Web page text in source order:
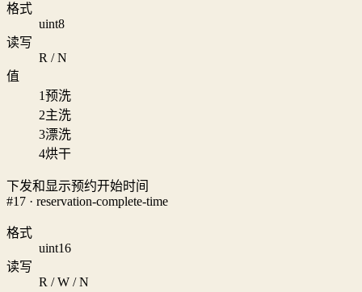
格式
uint8
读写
R / N
值
1预洗
2主洗
3漂洗
4烘干
下发和显示预约开始时间
#17 · reservation-complete-time
格式
uint16
读写
R / W / N